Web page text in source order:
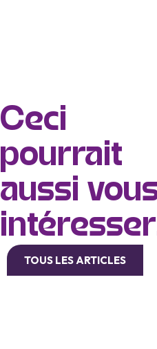
Ceci
pourrait
aussi
TOUS LES ARTICLES